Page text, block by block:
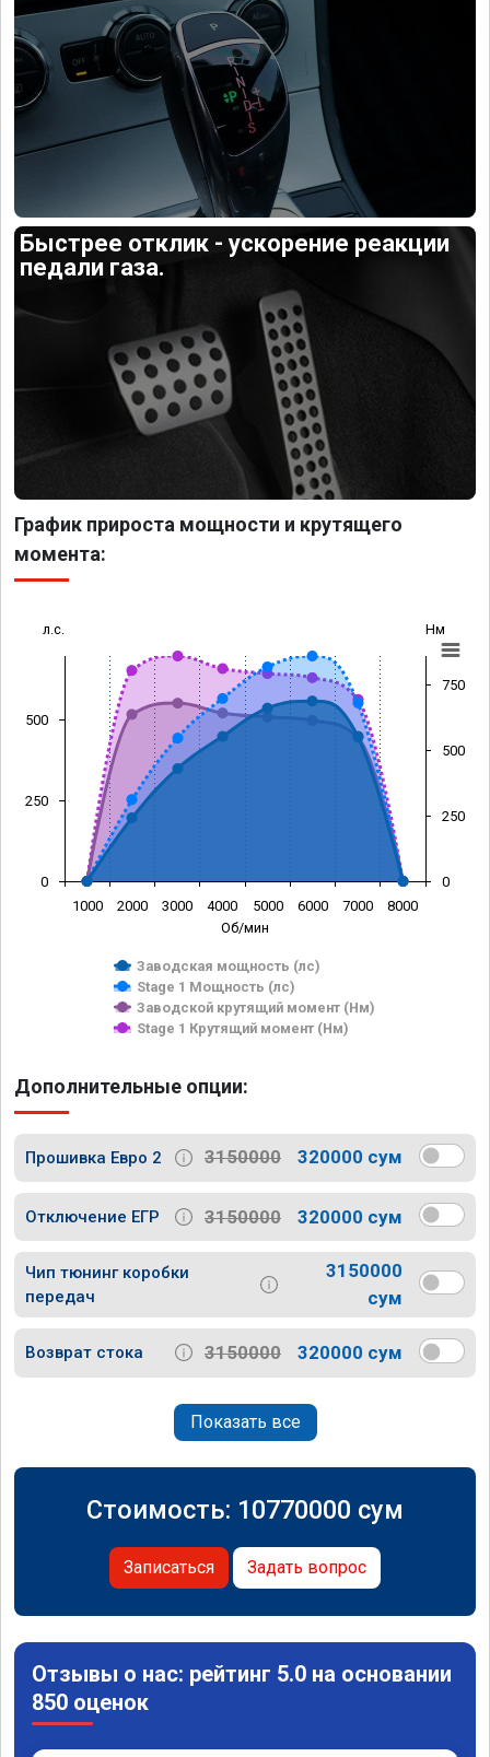
Быстрее отклик - ускорение реакции
педали газа.
График прироста мощности и крутящего
момента:
Об/мин
л.с. Нм
Заводская мощность (лс)
Stage 1 Мощность (лс)
Заводской крутящий момент (Нм)
Stage 1 Крутящий момент (Нм)
1000 2000 3000 4000 5000 6000 7000 8000
0
250
500
0
250
500
750
Дополнительные опции:
Прошивка Евро 2 3150000 320000 сум
Отключение ЕГР 3150000 320000 сум
Чип тюнинг коробки
передач
3150000
сум
Возврат стока 3150000 320000 сум
Показать все
Стоимость: 10770000 сум
Записаться Задать вопрос
Отзывы о нас: рейтинг 5.0 на основании
850 оценок